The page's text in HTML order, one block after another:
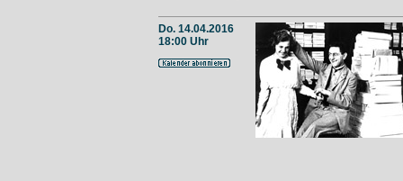
Do. 14.04.2016
18:00 Uhr